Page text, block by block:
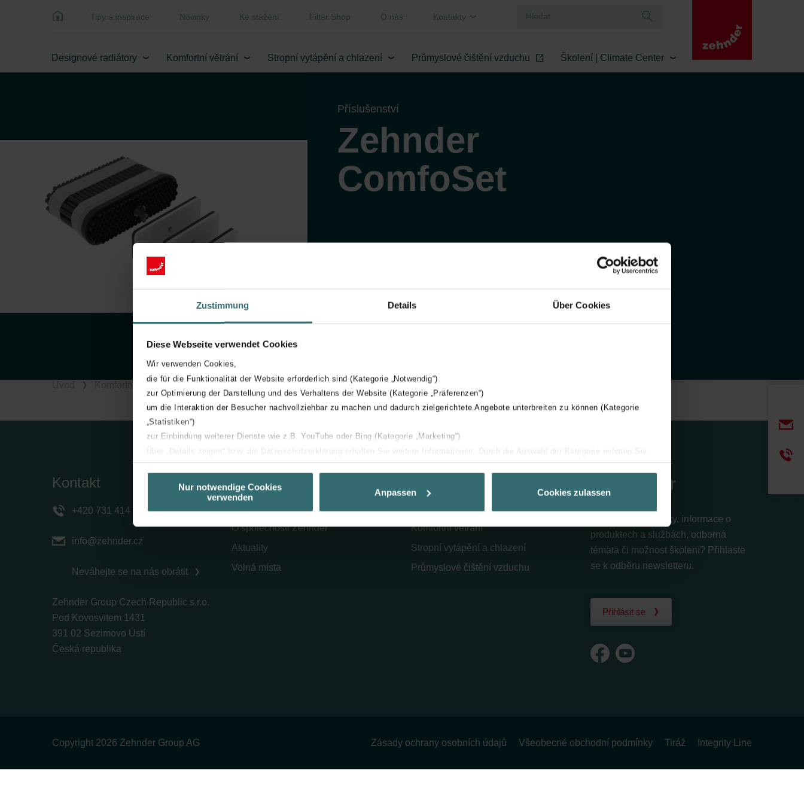
Zustimmung Details Über Cookies
Diese Webseite verwendet Cookies
Wir verwenden Cookies,
die für die Funktionalität der Website erforderlich sind (Kategorie „Notwendig“)
zur Optimierung der Darstellung und des Verhaltens der Website (Kategorie „Präferenzen“)
um die Interaktion der Besucher nachvollziehbar zu machen und dadurch zielgerichtete Angebote unterbreiten zu können (Kategorie
„Statistiken“)
zur Einbindung weiterer Dienste wie z.B. YouTube oder Bing (Kategorie „Marketing“)
Über „Details zeigen“ bzw. die Datenschutzerklärung erhalten Sie weitere Informationen. Durch die Auswahl der Kategorie nehmen Sie
unserer Website verwenden, um Ihnen die bestmögliche Nutzererfahrung zu ermöglichen und Ihnen maßgeschneiderte Informationen
basierend auf Ihren Interessen zur Verfügung zu stellen. Alle Einwilligungen können Sie selbstverständlich über einen Link in der
Datenschutzerklärung widerrufen.
Datenschutzerklärung der Zehnder Group
Zehnder Group België nv/sa: Déclarations de confidentialité
Zehnder Group France: Protection des données
Nur notwendige Cookies
verwenden
Anpassen Cookies zulassen
Tipy a inspirace Novinky Ke stažení Filter Shop O nás Kontakty
Designové radiátory Komfortní větrání Stropní vytápění a chlazení Průmyslové čištění vzduchu Školení | Climate Center
Příslušenství
Zehnder
ComfoSet
Příslušenství Zehnder ComfoSet
Kontakt
+420 731 414 443
info@zehnder.cz
Neváhejte se na nás obrátit
Zehnder Group Czech Republic s.r.o.
Pod Kovosvitem 1431
391 02 Sezimovo Ústí
Česká republika
Společnost
Zehnder Group
O společnosti Zehnder
Aktuality
Volná místa
Designové radiátory
Komfortní větrání
Stropní vytápění a chlazení
Průmyslové čištění vzduchu
Newsletter
Zajímají vás novinky, informace o
produktech a službách, odborná
témata či možnost školení? Přihlaste
se k odběru newsletteru.
Přihlásit se
Copyright 2026 Zehnder Group AG Zásady ochrany osobních údajů Všeobecné obchodní podmínky Tiráž Integrity Line